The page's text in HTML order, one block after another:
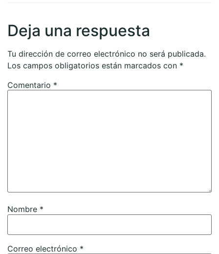
Deja una respuesta
Tu dirección de correo electrónico no será publicada.
Los campos obligatorios están marcados con *
Comentario *
Nombre *
Correo electrónico *